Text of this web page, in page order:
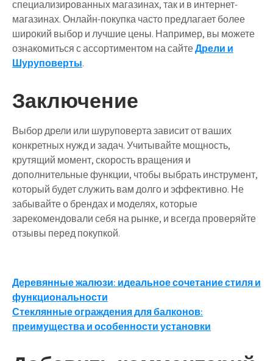
специализированных магазинах, так и в интернет-
магазинах. Онлайн-покупка часто предлагает более
широкий выбор и лучшие цены. Например, вы можете
ознакомиться с ассортиментом на сайтеДрели и
Шуруповерты.
Заключение
Выбор дрели или шуруповерта зависит от ваших
конкретных нужд и задач. Учитывайте мощность,
крутящий момент, скорость вращения и
дополнительные функции, чтобы выбрать инструмент,
который будет служить вам долго и эффективно. Не
забывайте о брендах и моделях, которые
зарекомендовали себя на рынке, и всегда проверяйте
отзывы перед покупкой.
Навигация
по
записям
Деревянные жалюзи: идеальное сочетание стиля и
функциональности
Стеклянные ограждения для балконов:
преимущества и особенности установки